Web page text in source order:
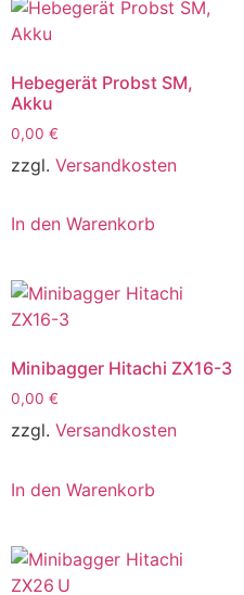
Hebegerät Probst SM,
Akku
0,00 €
zzgl. Versandkosten
In den Warenkorb
Minibagger Hitachi ZX16-3
0,00 €
zzgl. Versandkosten
In den Warenkorb